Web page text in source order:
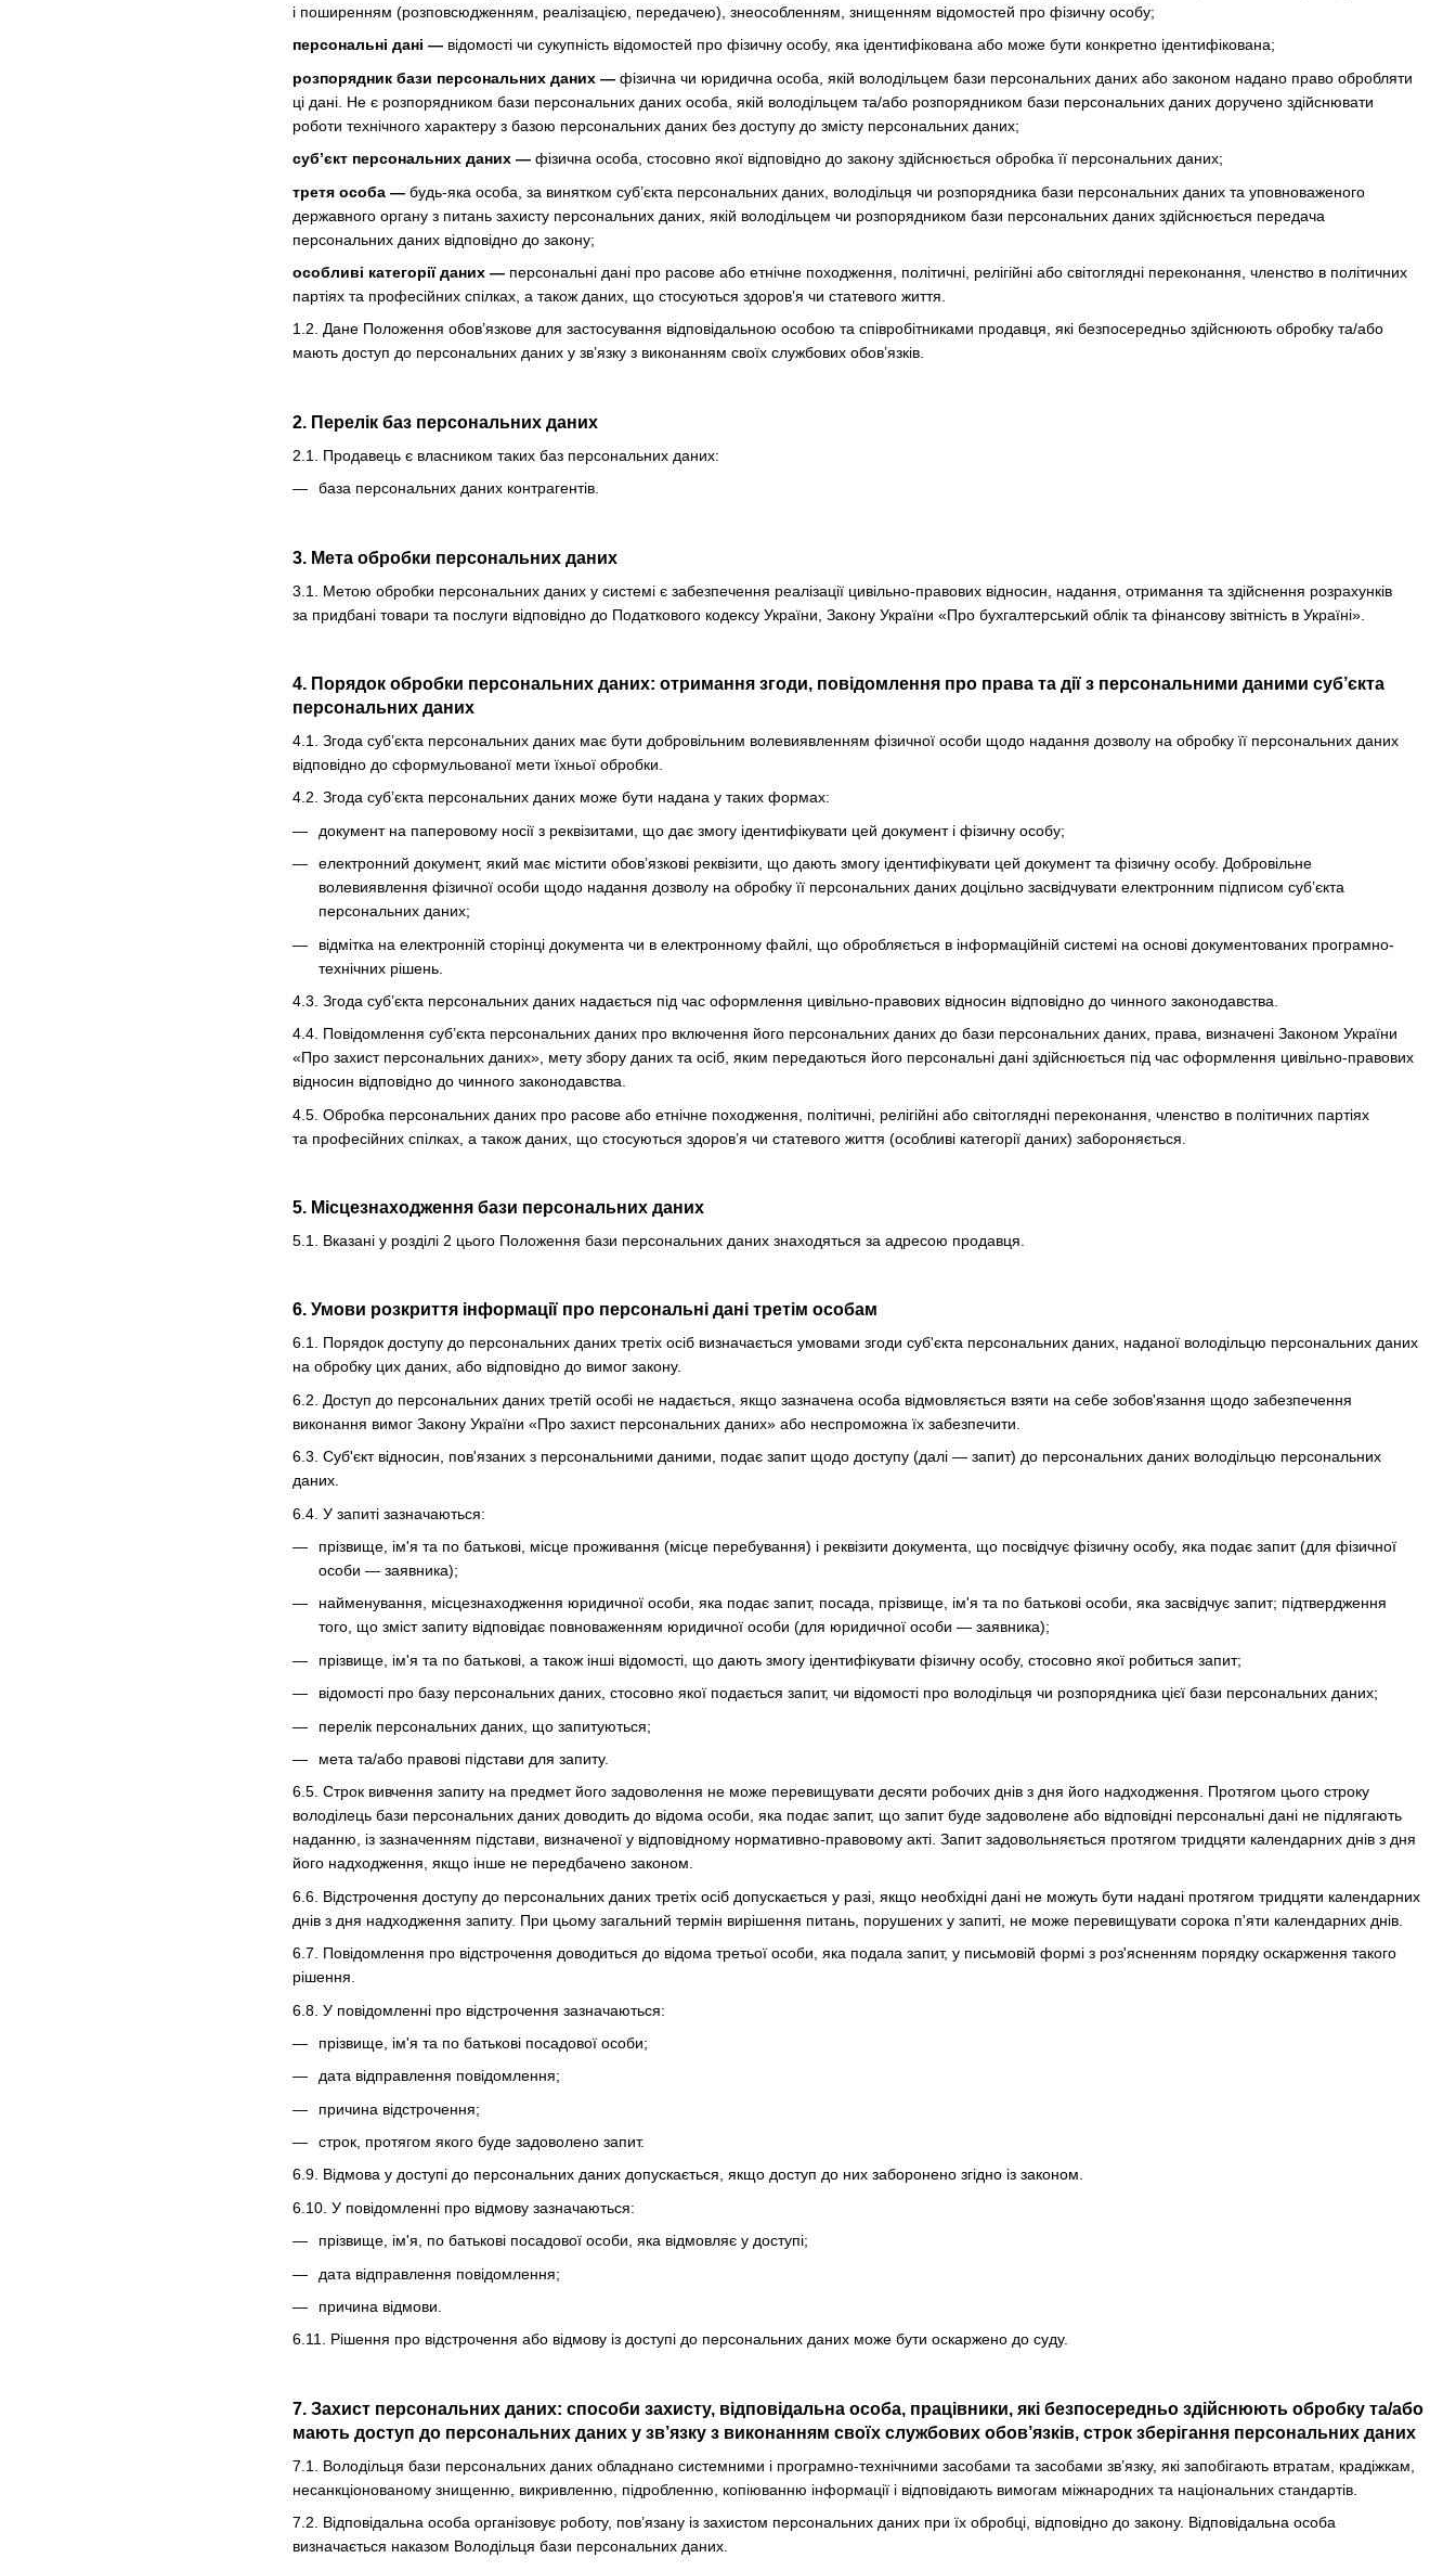
і поширенням (розповсюдженням, реалізацією, передачею), знеособленням, знищенням відомостей про фізичну особу;
персональні дані — відомості чи сукупність відомостей про фізичну особу, яка ідентифікована або може бути конкретно ідентифікована;
розпорядник бази персональних даних — фізична чи юридична особа, якій володільцем бази персональних даних або законом надано право обробляти
ці дані. Не є розпорядником бази персональних даних особа, якій володільцем та/або розпорядником бази персональних даних доручено здійснювати
роботи технічного характеру з базою персональних даних без доступу до змісту персональних даних;
суб’єкт персональних даних — фізична особа, стосовно якої відповідно до закону здійснюється обробка її персональних даних;
третя особа — будь-яка особа, за винятком суб’єкта персональних даних, володільця чи розпорядника бази персональних даних та уповноваженого
державного органу з питань захисту персональних даних, якій володільцем чи розпорядником бази персональних даних здійснюється передача
персональних даних відповідно до закону;
особливі категорії даних — персональні дані про расове або етнічне походження, політичні, релігійні або світоглядні переконання, членство в політичних
партіях та професійних спілках, а також даних, що стосуються здоров’я чи статевого життя.
1.2. Дане Положення обов’язкове для застосування відповідальною особою та співробітниками продавця, які безпосередньо здійснюють обробку та/або
мають доступ до персональних даних у зв’язку з виконанням своїх службових обов’язків.
2. Перелік баз персональних даних
2.1. Продавець є власником таких баз персональних даних:
база персональних даних контрагентів.
3. Мета обробки персональних даних
3.1. Метою обробки персональних даних у системі є забезпечення реалізації цивільно-правових відносин, надання, отримання та здійснення розрахунків
за придбані товари та послуги відповідно до Податкового кодексу України, Закону України «Про бухгалтерський облік та фінансову звітність в Україні».
4. Порядок обробки персональних даних: отримання згоди, повідомлення про права та дії з персональними даними суб’єкта
персональних даних
4.1. Згода суб’єкта персональних даних має бути добровільним волевиявленням фізичної особи щодо надання дозволу на обробку її персональних даних
відповідно до сформульованої мети їхньої обробки.
4.2. Згода суб’єкта персональних даних може бути надана у таких формах:
документ на паперовому носії з реквізитами, що дає змогу ідентифікувати цей документ і фізичну особу;
електронний документ, який має містити обов’язкові реквізити, що дають змогу ідентифікувати цей документ та фізичну особу. Добровільне
волевиявлення фізичної особи щодо надання дозволу на обробку її персональних даних доцільно засвідчувати електронним підписом суб’єкта
персональних даних;
відмітка на електронній сторінці документа чи в електронному файлі, що обробляється в інформаційній системі на основі документованих програмно-
технічних рішень.
4.3. Згода суб’єкта персональних даних надається під час оформлення цивільно-правових відносин відповідно до чинного законодавства.
4.4. Повідомлення суб’єкта персональних даних про включення його персональних даних до бази персональних даних, права, визначені Законом України
«Про захист персональних даних», мету збору даних та осіб, яким передаються його персональні дані здійснюється під час оформлення цивільно-правових
відносин відповідно до чинного законодавства.
4.5. Обробка персональних даних про расове або етнічне походження, політичні, релігійні або світоглядні переконання, членство в політичних партіях
та професійних спілках, а також даних, що стосуються здоров’я чи статевого життя (особливі категорії даних) забороняється.
5. Місцезнаходження бази персональних даних
5.1. Вказані у розділі 2 цього Положення бази персональних даних знаходяться за адресою продавця.
6. Умови розкриття інформації про персональні дані третім особам
6.1. Порядок доступу до персональних даних третіх осіб визначається умовами згоди суб'єкта персональних даних, наданої володільцю персональних даних
на обробку цих даних, або відповідно до вимог закону.
6.2. Доступ до персональних даних третій особі не надається, якщо зазначена особа відмовляється взяти на себе зобов'язання щодо забезпечення
виконання вимог Закону України «Про захист персональних даних» або неспроможна їх забезпечити.
6.3. Суб'єкт відносин, пов'язаних з персональними даними, подає запит щодо доступу (далі — запит) до персональних даних володільцю персональних
даних.
6.4. У запиті зазначаються:
прізвище, ім'я та по батькові, місце проживання (місце перебування) і реквізити документа, що посвідчує фізичну особу, яка подає запит (для фізичної
особи — заявника);
найменування, місцезнаходження юридичної особи, яка подає запит, посада, прізвище, ім'я та по батькові особи, яка засвідчує запит; підтвердження
того, що зміст запиту відповідає повноваженням юридичної особи (для юридичної особи — заявника);
прізвище, ім'я та по батькові, а також інші відомості, що дають змогу ідентифікувати фізичну особу, стосовно якої робиться запит;
відомості про базу персональних даних, стосовно якої подається запит, чи відомості про володільця чи розпорядника цієї бази персональних даних;
перелік персональних даних, що запитуються;
мета та/або правові підстави для запиту.
6.5. Строк вивчення запиту на предмет його задоволення не може перевищувати десяти робочих днів з дня його надходження. Протягом цього строку
володілець бази персональних даних доводить до відома особи, яка подає запит, що запит буде задоволене або відповідні персональні дані не підлягають
наданню, із зазначенням підстави, визначеної у відповідному нормативно-правовому акті. Запит задовольняється протягом тридцяти календарних днів з дня
його надходження, якщо інше не передбачено законом.
6.6. Відстрочення доступу до персональних даних третіх осіб допускається у разі, якщо необхідні дані не можуть бути надані протягом тридцяти календарних
днів з дня надходження запиту. При цьому загальний термін вирішення питань, порушених у запиті, не може перевищувати сорока п'яти календарних днів.
6.7. Повідомлення про відстрочення доводиться до відома третьої особи, яка подала запит, у письмовій формі з роз'ясненням порядку оскарження такого
рішення.
6.8. У повідомленні про відстрочення зазначаються:
прізвище, ім'я та по батькові посадової особи;
дата відправлення повідомлення;
причина відстрочення;
строк, протягом якого буде задоволено запит.
6.9. Відмова у доступі до персональних даних допускається, якщо доступ до них заборонено згідно із законом.
6.10. У повідомленні про відмову зазначаються:
прізвище, ім'я, по батькові посадової особи, яка відмовляє у доступі;
дата відправлення повідомлення;
причина відмови.
6.11. Рішення про відстрочення або відмову із доступі до персональних даних може бути оскаржено до суду.
7. Захист персональних даних: способи захисту, відповідальна особа, працівники, які безпосередньо здійснюють обробку та/або
мають доступ до персональних даних у зв’язку з виконанням своїх службових обов’язків, строк зберігання персональних даних
7.1. Володільця бази персональних даних обладнано системними і програмно-технічними засобами та засобами зв’язку, які запобігають втратам, крадіжкам,
несанкціонованому знищенню, викривленню, підробленню, копіюванню інформації і відповідають вимогам міжнародних та національних стандартів.
7.2. Відповідальна особа організовує роботу, пов’язану із захистом персональних даних при їх обробці, відповідно до закону. Відповідальна особа
визначається наказом Володільця бази персональних даних.